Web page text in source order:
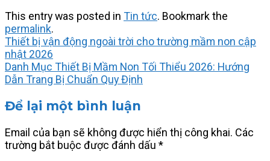
This entry was posted in Tin tức. Bookmark the
permalink.
Thiết bị vận động ngoài trời cho trường mầm non cập
nhật 2026
Danh Mục Thiết Bị Mầm Non Tối Thiểu 2026: Hướng
Dẫn Trang Bị Chuẩn Quy Định
Để lại một bình luận
Email của bạn sẽ không được hiển thị công khai. Các
trường bắt buộc được đánh dấu *